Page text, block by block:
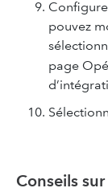
pouvez
page
Conseils